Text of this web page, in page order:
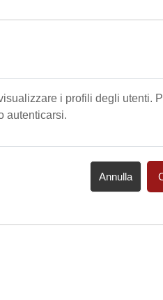
i profili degli utenti.
autenticarsi.
Annulla